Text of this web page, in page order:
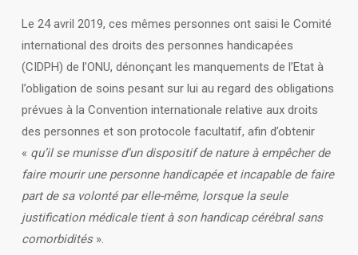
Le 24 avril 2019, ces mêmes personnes ont saisi le Comité
international des droits des personnes handicapées
(CIDPH) de l’ONU, dénonçant les manquements de l’Etat à
l’obligation de soins pesant sur lui au regard des obligations
prévues à la Convention internationale relative aux droits
des personnes et son protocole facultatif, afin d’obtenir
« qu’il se munisse d’un dispositif de nature à empêcher de
faire mourir une personne handicapée et incapable de faire
part de sa volonté par elle-même, lorsque la seule
justification médicale tient à son handicap cérébral sans
comorbidités ».